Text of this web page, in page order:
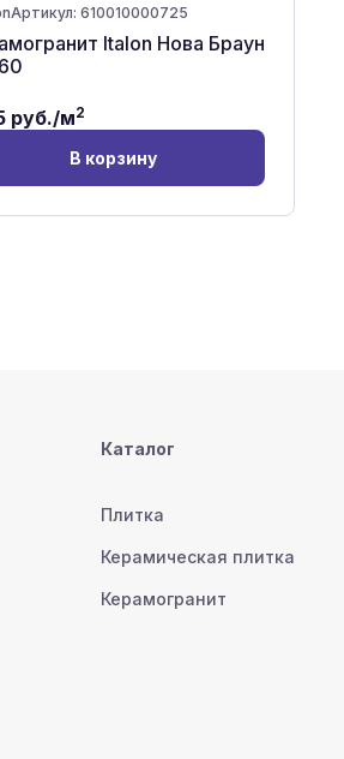
Артикул: 610010000725
Italon Нова Браун
руб./м2
В корзину
Каталог
Плитка
Керамическая плитка
Керамогранит